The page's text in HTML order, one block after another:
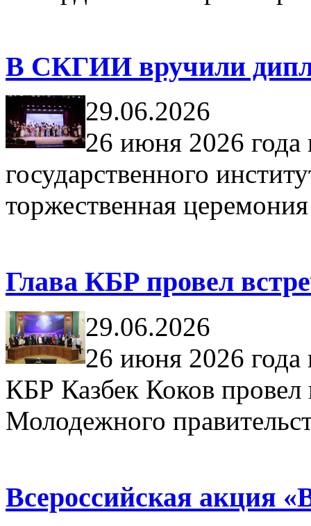
В СКГИИ вручили
29.06.2026
26 июня 2026 года
государственного
торжественная
Глава КБР провел
29.06.2026
26 июня 2026 года
КБР Казбек Коков провел
Молодежного
Всероссийская акция